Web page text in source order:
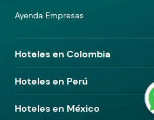
Ayenda Empresas
Hoteles en Colombia
Hoteles en Medellín
Hoteles en Bogotá
Hoteles en Pereira
Hoteles en Perú
Hoteles en Lima
Hoteles en México